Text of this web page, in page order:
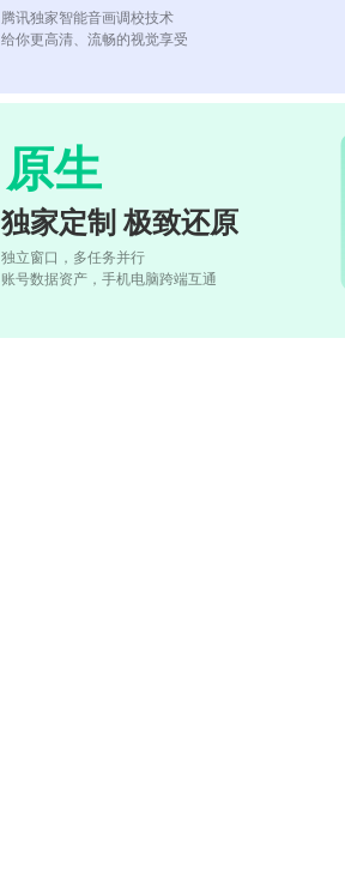
腾讯独家智能音画调校技术
给你更高清、流畅的视觉享受
原生
独家定制 极致还原
独立窗口，多任务并行
账号数据资产，手机电脑跨端互通